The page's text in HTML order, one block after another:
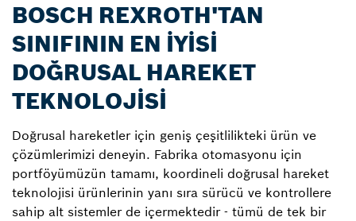
BOSCH REXROTH'TAN
SINIFININ EN İYİSİ
DOĞRUSAL HAREKET
TEKNOLOJİSİ
Doğrusal hareketler için geniş çeşitlilikteki ürün ve
çözümlerimizi deneyin. Fabrika otomasyonu için
portföyümüzün tamamı, koordineli doğrusal hareket
teknolojisi ürünlerinin yanı sıra sürücü ve kontrollere
sahip alt sistemler de içermektedir - tümü de tek bir